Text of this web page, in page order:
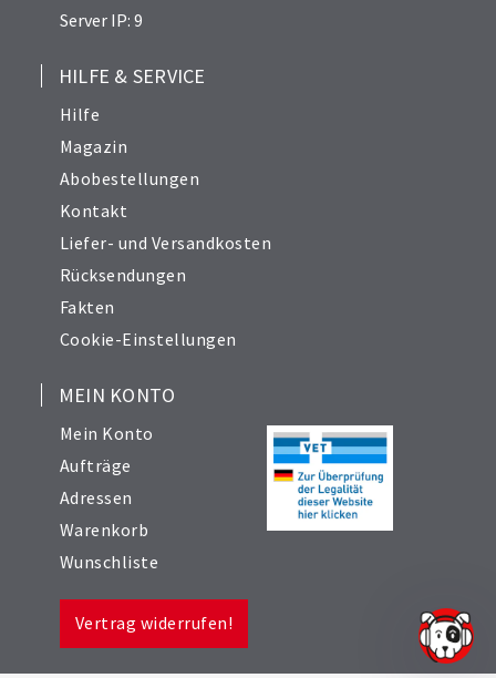
Server IP: 9
HILFE & SERVICE
Hilfe
Magazin
Abobestellungen
Kontakt
Liefer- und Versandkosten
Rücksendungen
Fakten
Cookie-Einstellungen
MEIN KONTO
Mein Konto
Aufträge
Adressen
Warenkorb
Wunschliste
Vertrag widerrufen!